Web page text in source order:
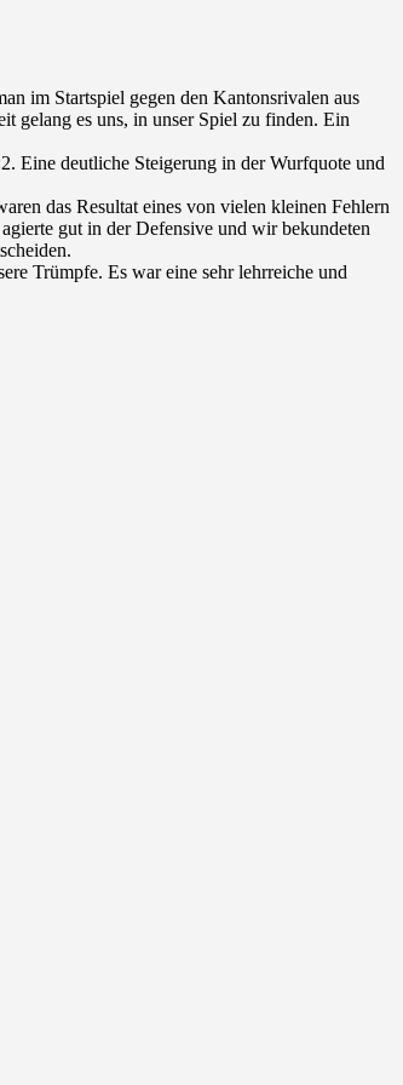
im Startspiel gegen den Kantonsrivalen aus
gelang es uns, in unser Spiel zu finden. Ein
Eine deutliche Steigerung in der Wurfquote und
das Resultat eines von vielen kleinen Fehlern
gut in der Defensive und wir bekundeten
Trümpfe. Es war eine sehr lehrreiche und